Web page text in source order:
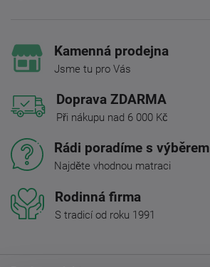
Kamenná prodejna
Jsme tu pro Vás
Doprava ZDARMA
Při nákupu nad 6 000 Kč
Rádi poradíme s výběrem
Najděte vhodnou matraci
Rodinná firma
S tradicí od roku 1991